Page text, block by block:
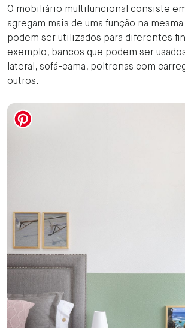
O mobiliário multifuncional consiste
agregam mais de uma função na
podem ser utilizados para diferentes
exemplo, bancos que podem ser
lateral, sofá-cama, poltronas com
outros.